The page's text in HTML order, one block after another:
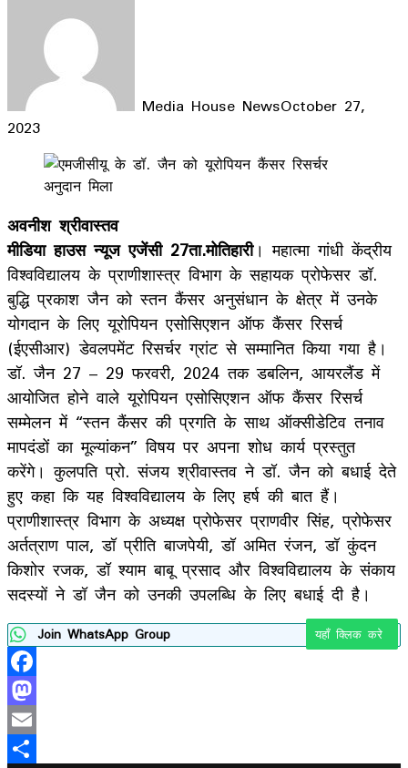
Media House NewsOctober 27,
2023
Facebook
LinkedIn
WhatsApp
Telegram
अवनीश श्रीवास्तव
मीडिया हाउस न्यूज एजेंसी 27ता.मोतिहारी। महात्मा गांधी केंद्रीय
विश्वविद्यालय के प्राणीशास्त्र विभाग के सहायक प्रोफेसर डॉ.
बुद्धि प्रकाश जैन को स्तन कैंसर अनुसंधान के क्षेत्र में उनके
योगदान के लिए यूरोपियन एसोसिएशन ऑफ कैंसर रिसर्च
(ईएसीआर) डेवलपमेंट रिसर्चर ग्रांट से सम्मानित किया गया है।
डॉ. जैन 27 – 29 फरवरी, 2024 तक डबलिन, आयरलैंड में
आयोजित होने वाले यूरोपियन एसोसिएशन ऑफ कैंसर रिसर्च
सम्मेलन में “स्तन कैंसर की प्रगति के साथ ऑक्सीडेटिव तनाव
मापदंडों का मूल्यांकन” विषय पर अपना शोध कार्य प्रस्तुत
करेंगे। कुलपति प्रो. संजय श्रीवास्तव ने डॉ. जैन को बधाई देते
हुए कहा कि यह विश्वविद्यालय के लिए हर्ष की बात हैं।
प्राणीशास्त्र विभाग के अध्यक्ष प्रोफेसर प्राणवीर सिंह, प्रोफेसर
अर्तत्राण पाल, डॉ प्रीति बाजपेयी, डॉ अमित रंजन, डॉ कुंदन
किशोर रजक, डॉ श्याम बाबू प्रसाद और विश्वविद्यालय के संकाय
सदस्यों ने डॉ जैन को उनकी उपलब्धि के लिए बधाई दी है।
Join WhatsApp Group यहाँ क्लिक करे
Facebook
Mastodon
Email